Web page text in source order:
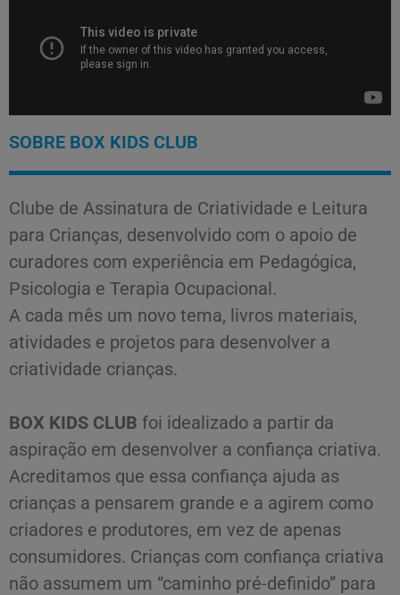
SOBRE BOX KIDS CLUB
Clube de Assinatura de Criatividade e Leitura
para Crianças, desenvolvido com o apoio de
curadores com experiência em Pedagógica,
Psicologia e Terapia Ocupacional.
A cada mês um novo tema, livros materiais,
atividades e projetos para desenvolver a
criatividade crianças.
BOX KIDS CLUB foi idealizado a partir da
aspiração em desenvolver a confiança criativa.
Acreditamos que essa confiança ajuda as
crianças a pensarem grande e a agirem como
criadores e produtores, em vez de apenas
consumidores. Crianças com confiança criativa
não assumem um “caminho pré-definido” para